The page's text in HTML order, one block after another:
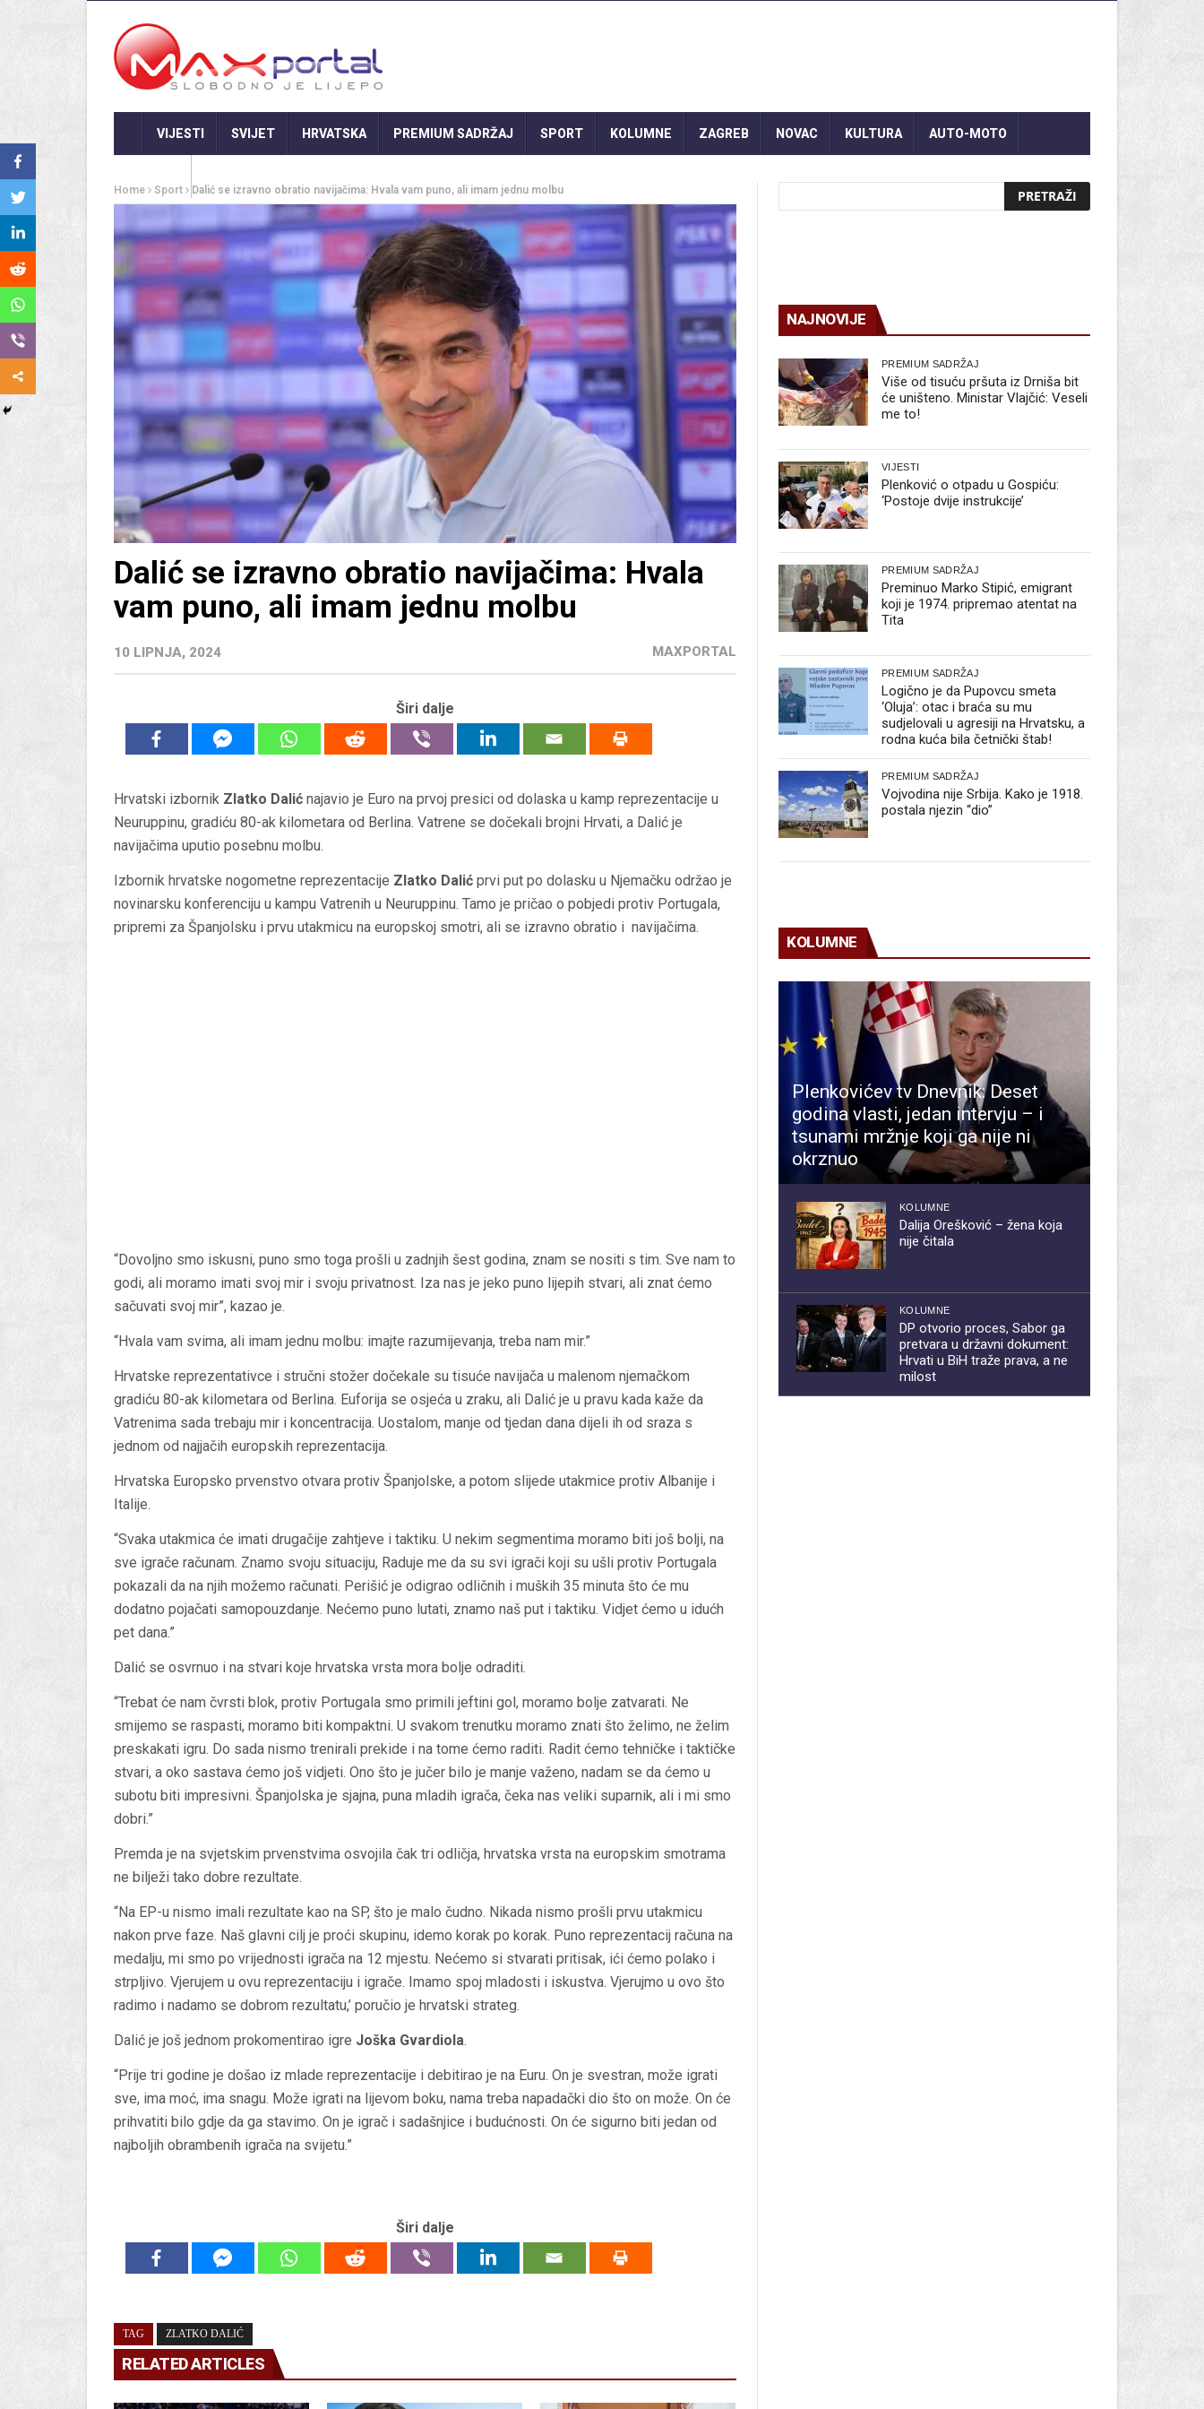
VIJESTI SVIJET HRVATSKA PREMIUM SADRŽAJ SPORT KOLUMNE ZAGREB NOVAC KULTURA AUTO-MOTO
Home Sport Dalić se izravno obratio navijačima: Hvala vam puno, ali imam jednu molbu
Dalić se izravno obratio navijačima: Hvala
vam puno, ali imam jednu molbu
10 LIPNJA, 2024 MAXPORTAL
Širi dalje
Hrvatski izbornik Zlatko Dalić najavio je Euro na prvoj presici od dolaska u kamp reprezentacije u
Neuruppinu, gradiću 80-ak kilometara od Berlina. Vatrene se dočekali brojni Hrvati, a Dalić je
navijačima uputio posebnu molbu.
Izbornik hrvatske nogometne reprezentacije Zlatko Dalić prvi put po dolasku u Njemačku održao je
novinarsku konferenciju u kampu Vatrenih u Neuruppinu. Tamo je pričao o pobjedi protiv Portugala,
pripremi za Španjolsku i prvu utakmicu na europskoj smotri, ali se izravno obratio i navijačima.
“Dovoljno smo iskusni, puno smo toga prošli u zadnjih šest godina, znam se nositi s tim. Sve nam to
godi, ali moramo imati svoj mir i svoju privatnost. Iza nas je jeko puno lijepih stvari, ali znat ćemo
sačuvati svoj mir”, kazao je.
“Hvala vam svima, ali imam jednu molbu: imajte razumijevanja, treba nam mir.”
Hrvatske reprezentativce i stručni stožer dočekale su tisuće navijača u malenom njemačkom
gradiću 80-ak kilometara od Berlina. Euforija se osjeća u zraku, ali Dalić je u pravu kada kaže da
Vatrenima sada trebaju mir i koncentracija. Uostalom, manje od tjedan dana dijeli ih od sraza s
jednom od najjačih europskih reprezentacija.
Hrvatska Europsko prvenstvo otvara protiv Španjolske, a potom slijede utakmice protiv Albanije i
Italije.
“Svaka utakmica će imati drugačije zahtjeve i taktiku. U nekim segmentima moramo biti još bolji, na
sve igrače računam. Znamo svoju situaciju, Raduje me da su svi igrači koji su ušli protiv Portugala
pokazali da na njih možemo računati. Perišić je odigrao odličnih i muških 35 minuta što će mu
dodatno pojačati samopouzdanje. Nećemo puno lutati, znamo naš put i taktiku. Vidjet ćemo u idućh
pet dana.”
Dalić se osvrnuo i na stvari koje hrvatska vrsta mora bolje odraditi.
“Trebat će nam čvrsti blok, protiv Portugala smo primili jeftini gol, moramo bolje zatvarati. Ne
smijemo se raspasti, moramo biti kompaktni. U svakom trenutku moramo znati što želimo, ne želim
preskakati igru. Do sada nismo trenirali prekide i na tome ćemo raditi. Radit ćemo tehničke i taktičke
stvari, a oko sastava ćemo još vidjeti. Ono što je jučer bilo je manje važeno, nadam se da ćemo u
subotu biti impresivni. Španjolska je sjajna, puna mladih igrača, čeka nas veliki suparnik, ali i mi smo
dobri.”
Premda je na svjetskim prvenstvima osvojila čak tri odličja, hrvatska vrsta na europskim smotrama
ne bilježi tako dobre rezultate.
“Na EP-u nismo imali rezultate kao na SP, što je malo čudno. Nikada nismo prošli prvu utakmicu
nakon prve faze. Naš glavni cilj je proći skupinu, idemo korak po korak. Puno reprezentacij računa na
medalju, mi smo po vrijednosti igrača na 12 mjestu. Nećemo si stvarati pritisak, ići ćemo polako i
strpljivo. Vjerujem u ovu reprezentaciju i igrače. Imamo spoj mladosti i iskustva. Vjerujmo u ovo što
radimo i nadamo se dobrom rezultatu,’ poručio je hrvatski strateg.
Dalić je još jednom prokomentirao igre Joška Gvardiola.
“Prije tri godine je došao iz mlade reprezentacije i debitirao je na Euru. On je svestran, može igrati
sve, ima moć, ima snagu. Može igrati na lijevom boku, nama treba napadački dio što on može. On će
prihvatiti bilo gdje da ga stavimo. On je igrač i sadašnjice i budućnosti. On će sigurno biti jedan od
najboljih obrambenih igrača na svijetu.”
Širi dalje
TAG ZLATKO DALIĆ
RELATED ARTICLES
NAJNOVIJE
PREMIUM SADRŽAJ
Više od tisuću pršuta iz Drniša bit
će uništeno. Ministar Vlajčić: Veseli
me to!
VIJESTI
Plenković o otpadu u Gospiću:
‘Postoje dvije instrukcije’
PREMIUM SADRŽAJ
Preminuo Marko Stipić, emigrant
koji je 1974. pripremao atentat na
Tita
PREMIUM SADRŽAJ
Logično je da Pupovcu smeta
‘Oluja’: otac i braća su mu
sudjelovali u agresiji na Hrvatsku, a
rodna kuća bila četnički štab!
PREMIUM SADRŽAJ
Vojvodina nije Srbija. Kako je 1918.
postala njezin “dio”
KOLUMNE
Plenkovićev tv Dnevnik: Deset
godina vlasti, jedan intervju – i
tsunami mržnje koji ga nije ni
okrznuo
KOLUMNE
Dalija Orešković – žena koja
nije čitala
KOLUMNE
DP otvorio proces, Sabor ga
pretvara u državni dokument:
Hrvati u BiH traže prava, a ne
milost